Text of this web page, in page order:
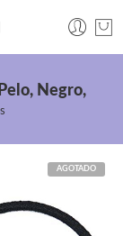
Negro,
AGOTADO